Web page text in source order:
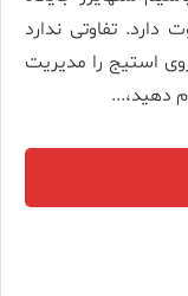
تفاوتی ندارد
استیج را مدیریت
دهید،...